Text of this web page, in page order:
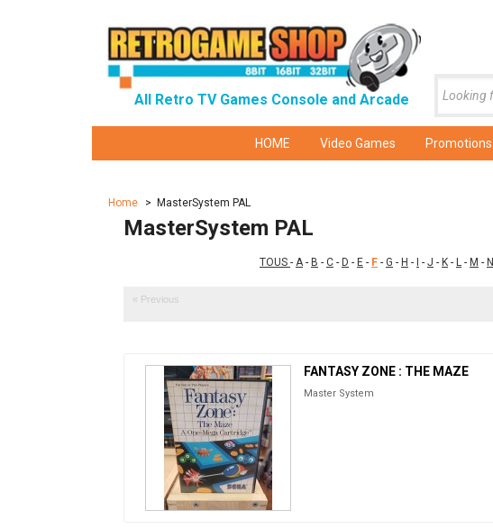
All Retro TV Games Console and Arcade
HOME Video Games Promotions
Home > MasterSystem PAL
MasterSystem PAL
TOUS - A- B - C - D - E - F - G - H - - J - K - L - M - N
« Previous
FANTASY ZONE : THE MAZE
Master System